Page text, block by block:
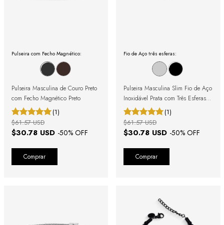
Pulseira com Fecho Magnético:
Pulseira Masculina de Couro Preto
com Fecho Magnético Preto
(1)
$30.78 USD -50% OFF
$61.57 USD
Comprar
Fio de Aço três esferas:
Pulseira Masculina Slim Fio de Aço
Inoxidável Prata com Três Esferas e
Fecho Magnético(1)
$30.78 USD -50% OFF
$61.57 USD
Comprar